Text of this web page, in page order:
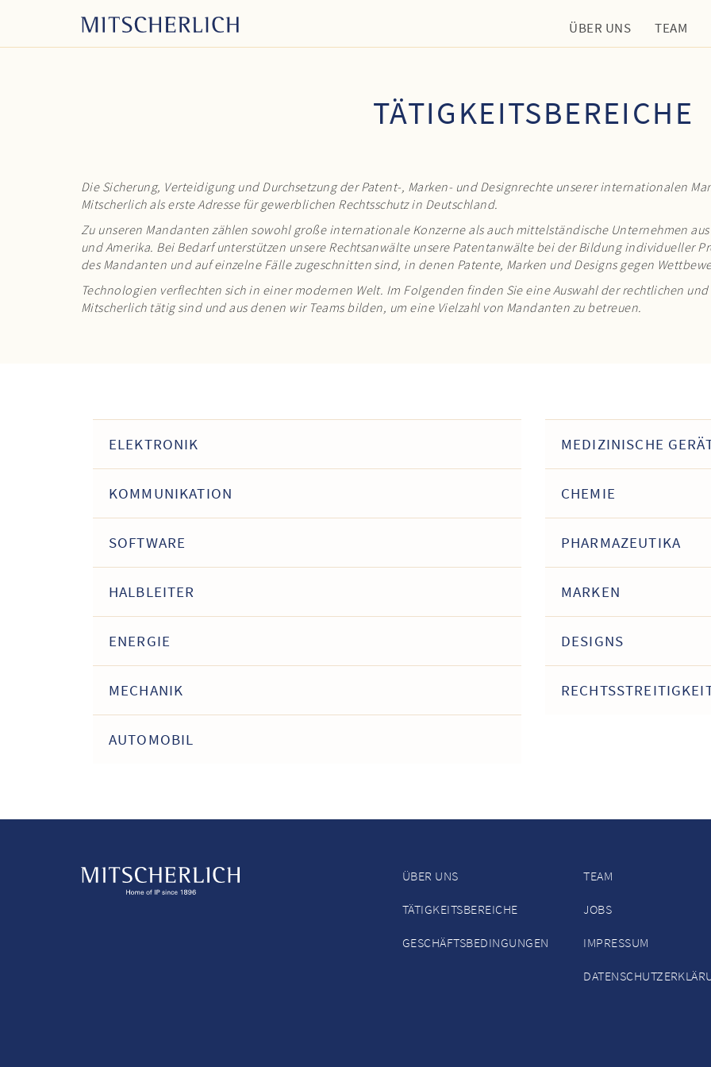
ÜBER UNS TEAM
TÄTIGKEITSBEREICHE
Die Sicherung, Verteidigung und Durchsetzung der Patent-, Marken- und Designrechte unserer internationalen
Mitscherlich als erste Adresse für gewerblichen Rechtsschutz in Deutschland.
Zu unseren Mandanten zählen sowohl große internationale Konzerne als auch mittelständische Unternehmen
und Amerika. Bei Bedarf unterstützen unsere Rechtsanwälte unsere Patentanwälte bei der Bildung individueller
des Mandanten und auf einzelne Fälle zugeschnitten sind, in denen Patente, Marken und Designs gegen
Technologien verflechten sich in einer modernen Welt. Im Folgenden finden Sie eine Auswahl der rechtlichen
Mitscherlich tätig sind und aus denen wir Teams bilden, um eine Vielzahl von Mandanten zu betreuen.
ELEKTRONIK
KOMMUNIKATION
SOFTWARE
HALBLEITER
ENERGIE
MECHANIK
AUTOMOBIL
MEDIZINISCHE
CHEMIE
PHARMAZEUTIKA
MARKEN
DESIGNS
ÜBER UNS TEAM
TÄTIGKEITSBEREICHE JOBS
GESCHÄFTSBEDINGUNGEN IMPRESSUM